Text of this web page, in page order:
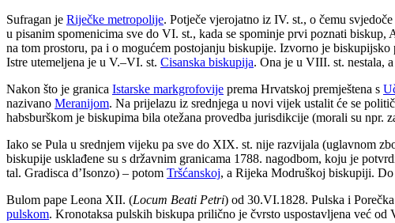
Sufragan je Riječke metropolije. Potječe vjerojatno iz IV. st., o čemu
u pisanim spomenicima sve do VI. st., kada se spominje prvi poznati
na tom prostoru, pa i o mogućem postojanju biskupije. Izvorno je
Istre utemeljena je u V.–VI. st. Cisanska biskupija. Ona je u VIII. st. nestala,
Nakon što je granica Istarske markgrofovije prema Hrvatskoj premještena s
nazivano Meranijom. Na prijelazu iz srednjega u novi vijek ustalit će se
habsburškom je biskupima bila otežana provedba jurisdikcije (morali su npr.
Iako se Pula u srednjem vijeku pa sve do XIX. st. nije razvijala (uglavnom
biskupije usklađene su s državnim granicama 1788. nagodbom, koju je
tal. Gradisca dʼIsonzo) – potom Tršćanskoj, a Rijeka Modruškoj biskupiji.
Bulom pape Leona XII. (Locum Beati Petri) od 30.VI.1828. Pulska i
pulskom. Kronotaksa pulskih biskupa prilično je čvrsto uspostavljena već